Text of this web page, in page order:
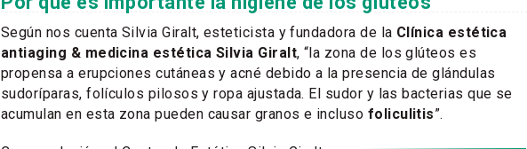
Según nos cuenta Silvia Giralt, esteticista y fundadora de la Clínica estética
antiaging & medicina estética Silvia Giralt, “la zona de los glúteos es
propensa a erupciones cutáneas y acné debido a la presencia de glándulas
sudoríparas, folículos pilosos y ropa ajustada. El sudor y las bacterias que se
acumulan en esta zona pueden causar granos e incluso foliculitis”.